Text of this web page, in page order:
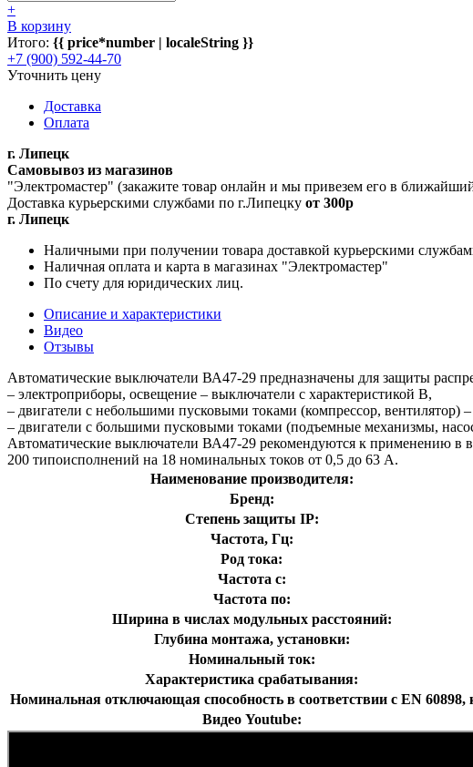
+
В корзину
Итого: {{ price*number | localeString }}
+7 (900) 592-44-70
Уточнить цену
Доставка
Оплата
г. Липецк
Самовывоз из магазинов
"Электромастер" (закажите товар онлайн и мы привезем его в
Доставка курьерскими службами по г.Липецку от 300р
г. Липецк
Наличными при получении товара доставкой курьерскими
Наличная оплата и карта в магазинах "Электромастер"
По счету для юридических лиц.
Описание и характеристики
Видео
Отзывы
Автоматические выключатели ВА47-29 предназначены для защиты
– электроприборы, освещение – выключатели с характеристикой В,
– двигатели с небольшими пусковыми токами (компрессор, вентилятор)
– двигатели с большими пусковыми токами (подъемные механизмы,
Автоматические выключатели ВА47-29 рекомендуются к применению в
200 типоисполнений на 18 номинальных токов от 0,5 до 63 А.
Наименование производителя:
Бренд:
Степень защиты IP:
Частота, Гц:
Род тока:
Частота с:
Частота по:
Ширина в числах модульных расстояний:
Глубина монтажа, установки:
Номинальный ток:
Характеристика срабатывания:
Номинальная отключающая способность в соответствии с EN 60898,
Видео Youtube: